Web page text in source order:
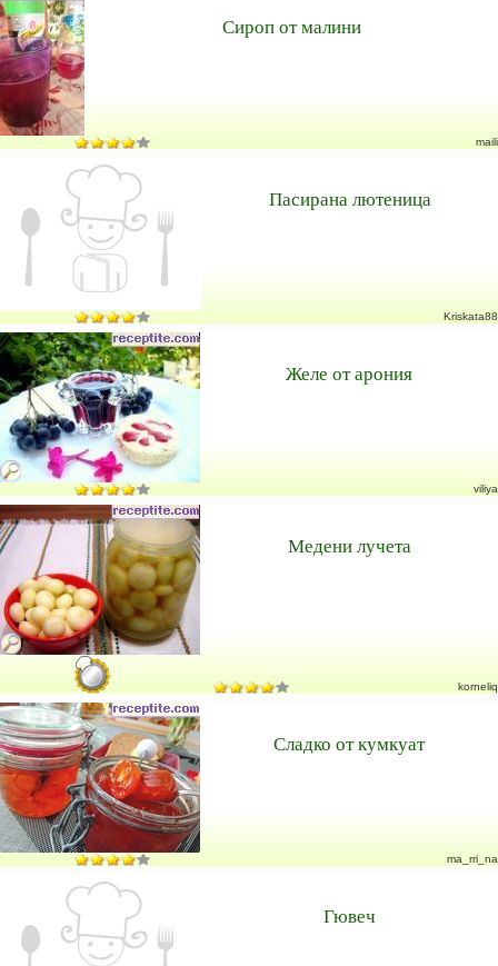
Сироп от малини
maili
Пасирана лютеница
Kriskata88
Желе от арония
viliya
Медени лучета
korneliq
Сладко от кумкуат
ma_rri_na
Гювеч